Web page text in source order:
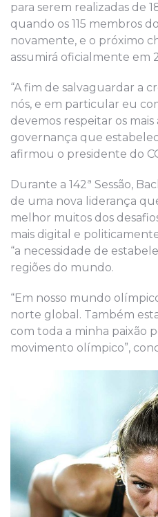
para serem realizadas de
quando os 115 membros
novamente, e o próximo
assumirá oficialmente em
“A fim de salvaguardar a
nós, e em particular eu
devemos respeitar os
governança que
afirmou o presidente do
Durante a 142ª Sessão,
de uma nova liderança
melhor muitos dos
mais digital e
“a necessidade de
regiões do mundo.
“Em nosso mundo
norte global. Também
com toda a minha paixão
movimento olímpico”,